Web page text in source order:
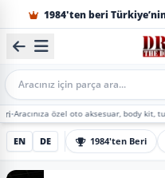
1984'ten beri
Mobil Arama
özel oto aksesuar, body kit, tuning, SUV,
EN DE 1984'ten Beri